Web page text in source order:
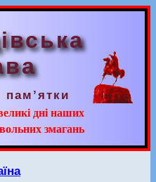
пам’ятки
дні наших
змагань